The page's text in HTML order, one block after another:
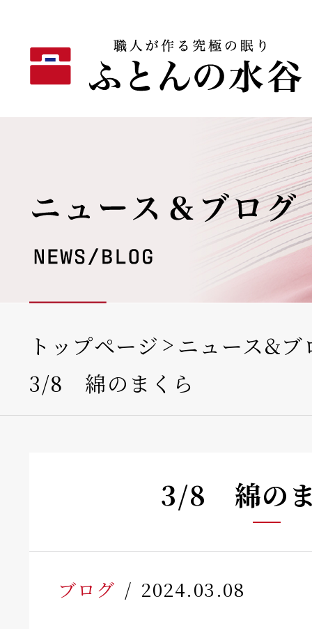
トップページ
ニュース&ブ
3/8 綿のまくら
3/8 綿の
ブログ 2024.03.08